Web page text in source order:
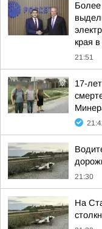
Более
края
21:51
17-
21:30
На